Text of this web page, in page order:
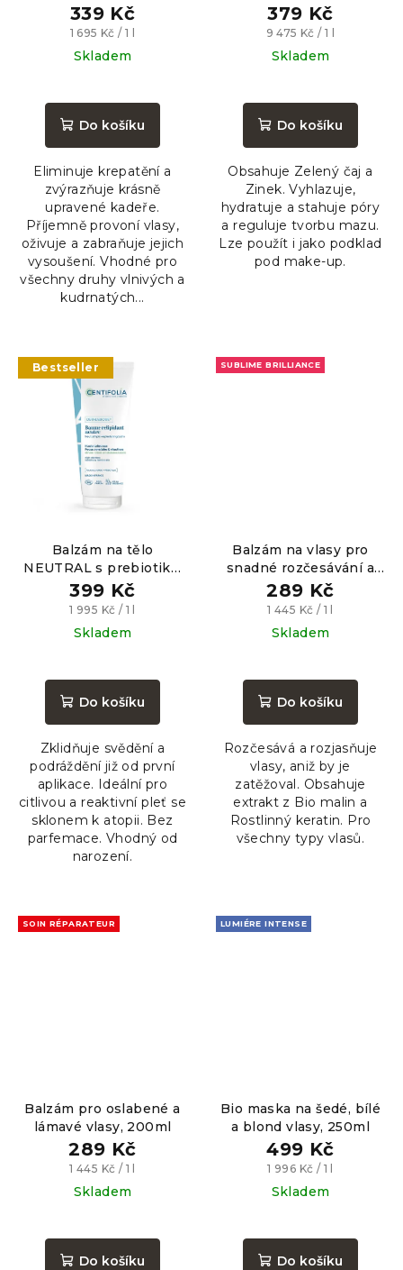
200ml
339 Kč
Měrná
cena:
1 695 Kč / 1 l
Skladem
hodnocení
produktu
z
5
hvězdiček.
Do košíku
Eliminuje krepatění a
zvýrazňuje krásně
upravené kadeře.
Příjemně provoní vlasy,
oživuje a zabraňuje jejich
vysoušení. Vhodné pro
všechny druhy vlnivých a
kudrnatých...
THÉ, 40ml
379 Kč
Měrná
cena:
9 475 Kč / 1 l
Skladem
hodnocení
produktu
z
5
hvězdiček.
Do košíku
Obsahuje Zelený čaj a
Zinek. Vyhlazuje,
hydratuje a stahuje póry
a reguluje tvorbu mazu.
Lze použít i jako podklad
pod make-up.
Bestseller
Balzám na tělo
NEUTRAL s prebiotiky,
200ml
399 Kč
Měrná
cena:
1 995 Kč / 1 l
Skladem
hodnocení
produktu
z
5
hvězdiček.
Do košíku
Zklidňuje svědění a
podráždění již od první
aplikace. Ideální pro
citlivou a reaktivní pleť se
sklonem k atopii. Bez
parfemace. Vhodný od
narození.
SUBLIME BRILLIANCE
Balzám na vlasy pro
snadné rozčesávání a
více lesku, 200ml
289 Kč
Měrná
cena:
1 445 Kč / 1 l
Skladem
Do košíku
Rozčesává a rozjasňuje
vlasy, aniž by je
zatěžoval. Obsahuje
extrakt z Bio malin a
Rostlinný keratin. Pro
všechny typy vlasů.
SOIN RÉPARATEUR
Balzám pro oslabené a
lámavé vlasy, 200ml
289 Kč
Měrná
cena:
1 445 Kč / 1 l
Skladem
Do košíku
LUMIÉRE INTENSE
Bio maska na šedé, bílé
a blond vlasy, 250ml
499 Kč
Měrná
cena:
1 996 Kč / 1 l
Skladem
hodnocení
produktu
Do košíku